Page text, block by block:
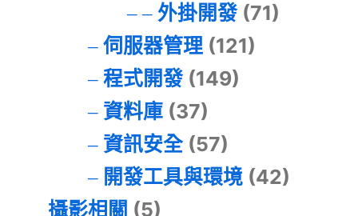
外掛開發(71)
伺服器管理(121)
程式開發(149)
資料庫(37)
資訊安全(57)
開發工具與環境(42)
攝影相關 (5)